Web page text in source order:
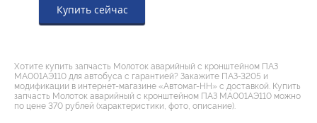
Купить сейчас
Хотите купить запчасть Молоток аварийный с кронштейном ПАЗ
МА001АЭ110 для автобуса с гарантией? Закажите ПАЗ-3205 и
модификации в интернет-магазине «Автомаг-НН» с доставкой. Купить
запчасть Молоток аварийный с кронштейном ПАЗ МА001АЭ110 можно
по цене 370 рублей (характеристики, фото, описание).